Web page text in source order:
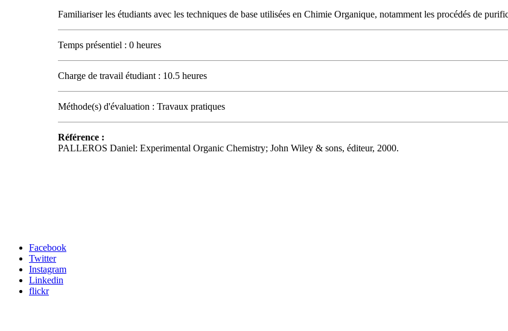
Familiariser les étudiants avec les techniques de base utilisées en Chimie Organique, notamment les procédés de
Temps présentiel : 0 heures
Charge de travail étudiant : 10.5 heures
Méthode(s) d'évaluation : Travaux pratiques
Référence :
PALLEROS Daniel: Experimental Organic Chemistry; John Wiley & sons, éditeur, 2000.
Facebook
Twitter
Instagram
Linkedin
flickr